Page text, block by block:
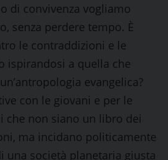
di convivenza vogliamo
senza perdere tempo. È
le contraddizioni e le
ispirandosi a quella che
evangelica?
con le giovani e per le
che non siano un libro dei
ma incidano politicamente
una società planetaria giusta